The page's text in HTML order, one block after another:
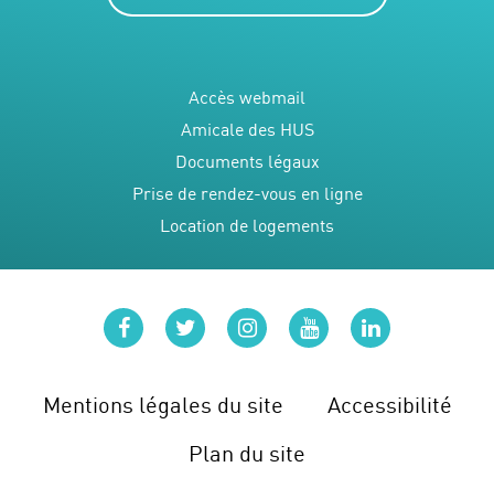
Accès webmail
Amicale des HUS
Documents légaux
Prise de rendez-vous en ligne
Location de logements
Mentions légales du site
Accessibilité
Plan du site
facebooktwitterinstagram
youtubelinkedin